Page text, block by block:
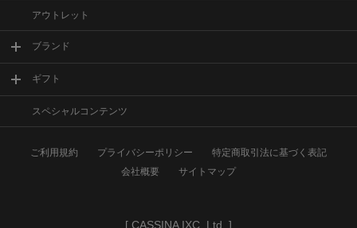
アウトレット
ブランド
ギフト
スペシャルコンテンツ
ご利用規約 プライバシーポリシー
特定商取引法に基づく表記
会社概要
サイトマップ
[ CASSINA IXC. Ltd. ]